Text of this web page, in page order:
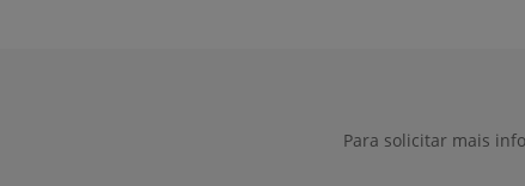
Para solicitar mais